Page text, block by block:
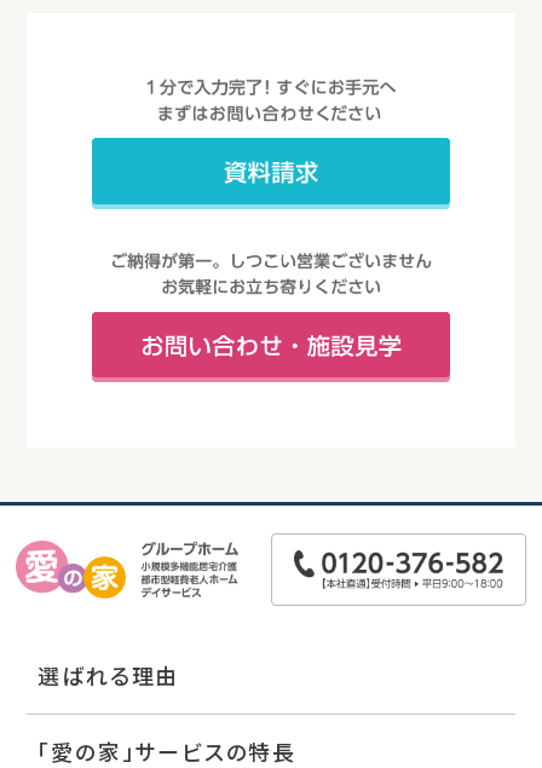
選ばれる理由
「愛の家」サービスの特長